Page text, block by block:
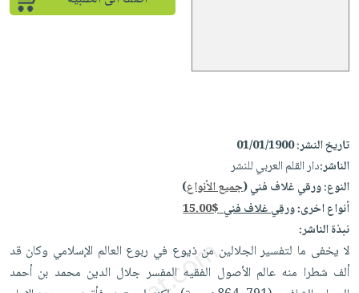
Englishطرحها
على
Android
تحميل
iKitab
على
Apple
Android
على
Apple
تعليمية
جوائز
العناية
الشخصية
العناية
وتصفيف
الشعر
العناية
بالجسم
والسفرة
جديد
الكل
أواني
الطهي
أدوات
متجر
الهدايا
أقسام
تاريخ النشر:01/01/1900
الناشر:دار القلم العربي للنشر
النوع:ورقي غلاف فني (جميع الأنواع)
أنواع اخرى:ورقي غلاف فني15.00$
نبذة الناشر:
لا يخفى ما لتفسير الجلالين من ذيوع في ربوع العالم الإسلامي وكان قد
ألف شطرا منه عالم الأصول الفقيه المفسر جلال الدين محمد بن أحمد